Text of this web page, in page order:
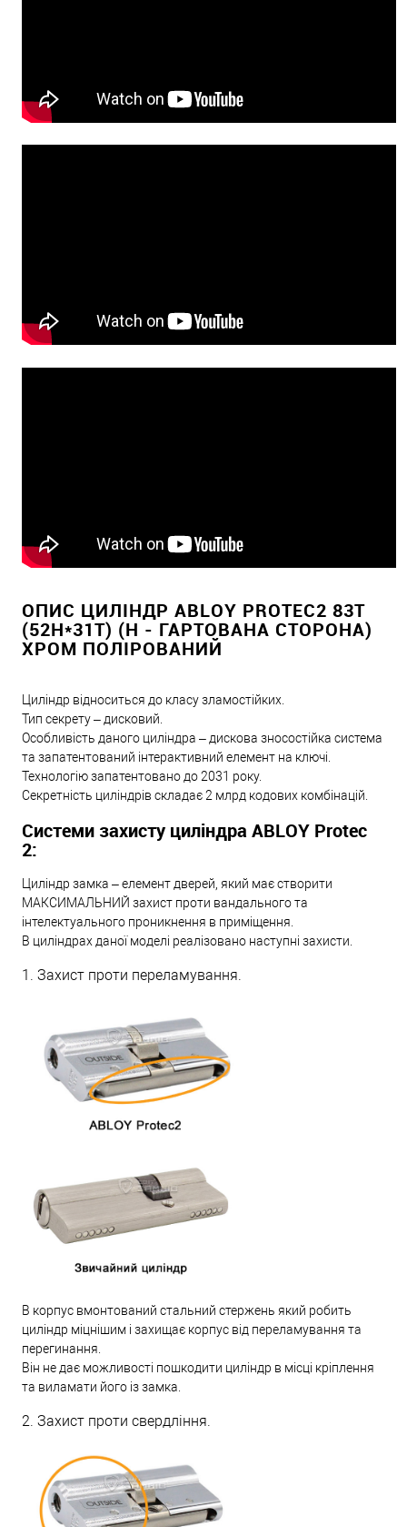
ОПИС ЦИЛІНДР ABLOY PROTEC2 83T
(52H*31T) (H - ГАРТОВАНА СТОРОНА)
ХРОМ ПОЛІРОВАНИЙ
Циліндр відноситься до класу зламостійких.
Тип секрету – дисковий.
Особливість даного циліндра – дискова зносостійка система
та запатентований інтерактивний елемент на ключі.
Технологію запатентовано до 2031 року.
Секретність циліндрів складає 2 млрд кодових комбінацій.
Системи захисту циліндра ABLOY Protec
2:
Циліндр замка – елемент дверей, який має створити
МАКСИМАЛЬНИЙ захист проти вандального та
інтелектуального проникнення в приміщення.
В циліндрах даної моделі реалізовано наступні захисти.
1. Захист проти переламування.
В корпус вмонтований стальний стержень який робить
циліндр міцнішим і захищає корпус від переламування та
перегинання.
Він не дає можливості пошкодити циліндр в місці кріплення
та виламати його із замка.
2. Захист проти свердління.